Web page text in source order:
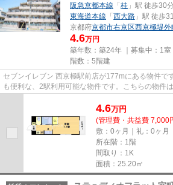
阪急京都本線 「 桂 」駅 徒歩30
東海道本線 「 西大路 」駅 徒歩
京都府京都市右京区西京極堤外
4.6万円
築年数：築24年 ｜募集中： 1室
階数：5階建
セブンイレブン 西京極駅前店が177mにある物件で
も便利な、2駅利用可能な物件です。こちらの物件
4.6万円
(管理費・共益費 7,000
敷：0ヶ月｜礼：0ヶ月
所在階：1階
間取り：1K
面積：25.20㎡